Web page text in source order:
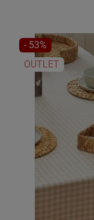
RÉDUCTION
- 53%
OUTLET